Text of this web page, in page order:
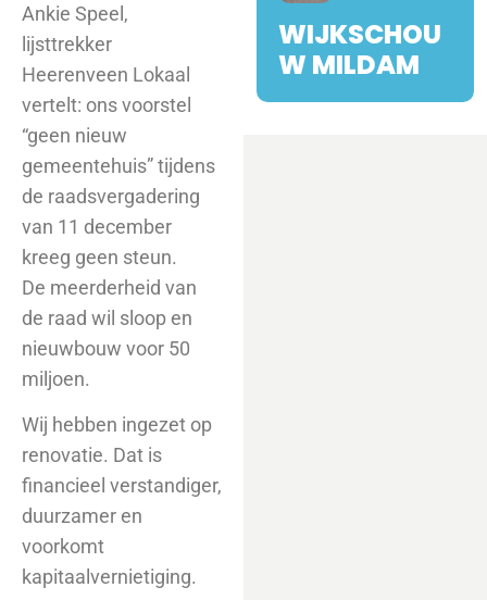
Ankie Speel,
lijsttrekker
Heerenveen Lokaal
vertelt: ons voorstel
“geen nieuw
gemeentehuis” tijdens
de raadsvergadering
van 11 december
kreeg geen steun.
De meerderheid van
de raad wil sloop en
nieuwbouw voor 50
miljoen.
Wij hebben ingezet op
renovatie. Dat is
financieel verstandiger,
duurzamer en
voorkomt
kapitaalvernietiging.
WIJKSCHOU
W MILDAM